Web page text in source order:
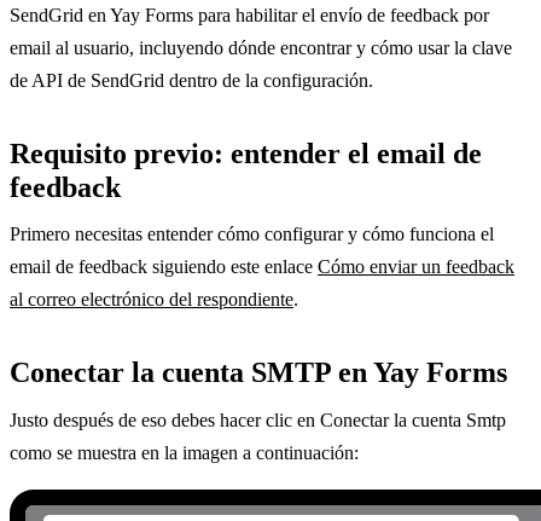
SendGrid en Yay Forms para habilitar el envío de feedback por
email al usuario, incluyendo dónde encontrar y cómo usar la clave
de API de SendGrid dentro de la configuración.
Requisito previo: entender el email de
feedback
Primero necesitas entender cómo configurar y cómo funciona el
email de feedback siguiendo este enlace Cómo enviar un feedback
al correo electrónico del respondiente.
Conectar la cuenta SMTP en Yay Forms
Justo después de eso debes hacer clic en Conectar la cuenta Smtp
como se muestra en la imagen a continuación: